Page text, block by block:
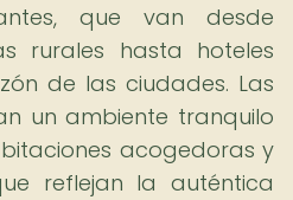
que van desde
rurales hasta hoteles
de las ciudades. Las
un ambiente tranquilo
acogedoras y
reflejan la auténtica